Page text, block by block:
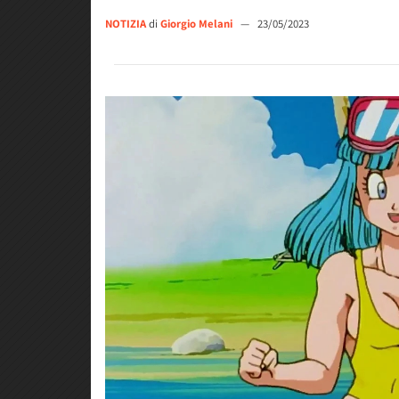
NOTIZIAdi Giorgio Melani — 23/05/2023